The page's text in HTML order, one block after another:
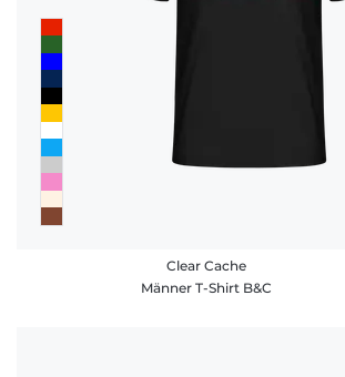
Clear Cache
Männer T-Shirt B&C